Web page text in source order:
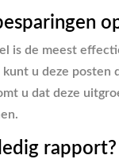
is de meest
u deze
u dat deze
rapport?